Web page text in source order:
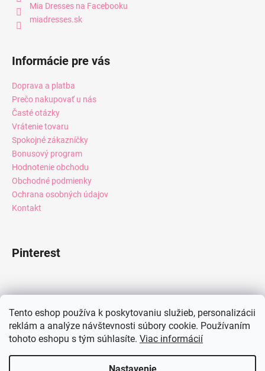
Tento eshop používa k poskytovaniu služieb, personalizácii
reklám a analýze návštevnosti súbory cookie. Používaním
tohoto eshopu s tým súhlasíte. Viac informácií
Mia Dresses na Facebooku
miadresses.sk
Informácie pre vás
Doprava a platba
Prečo nakupovať u nás
Časté otázky
Vrátenie tovaru
Spokojné zákazníčky
Bonusový program
Hodnotenie obchodu
Obchodné podmienky
Ochrana osobných údajov
Kontakt
Pinterest
Instagram